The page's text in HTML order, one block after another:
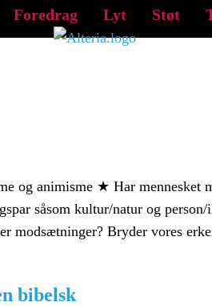
Foredrag Lyt Støt
og animisme ★ Har mennesket
såsom kultur/natur og
modsætninger? Bryder vores
bibelsk